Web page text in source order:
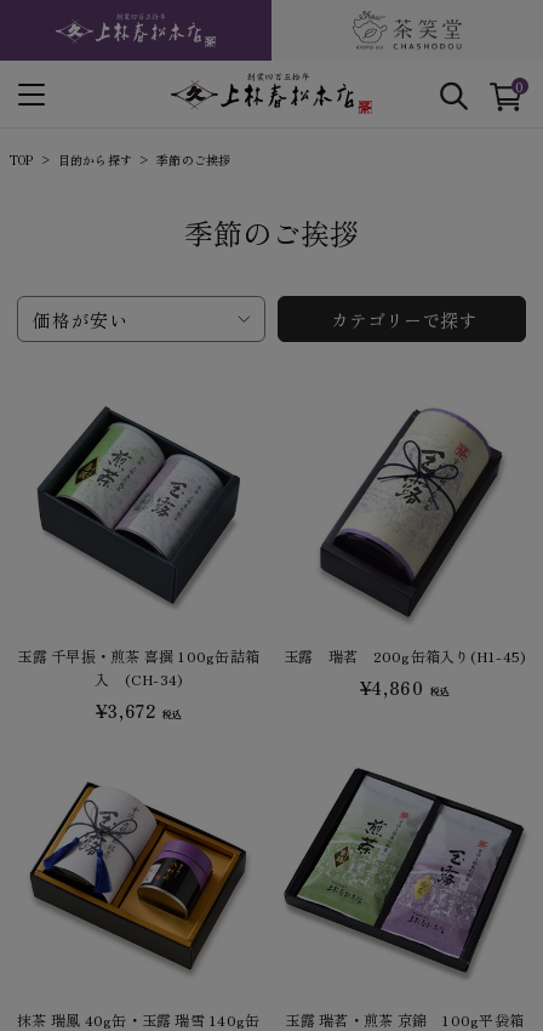
0
TOP 目的から探す 季節のご挨拶
季節のご挨拶
価格が安い カテゴリーで探す
玉露 千早振・煎茶 喜撰 100g缶詰箱
入 (CH-34)
¥3,672 税込
玉露 瑞茗 200g缶箱入り(H1-45)
¥4,860 税込
抹茶 瑞鳳 40g缶・玉露 瑞雪 140g缶
玉露 瑞茗・煎茶 京錦 100g平袋箱